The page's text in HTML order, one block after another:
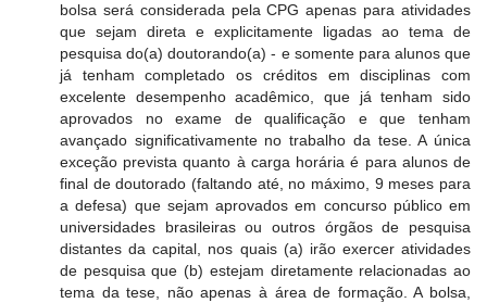
bolsa será considerada pela CPG apenas para atividades
que sejam direta e explicitamente ligadas ao tema de
pesquisa do(a) doutorando(a) - e somente para alunos que
já tenham completado os créditos em disciplinas com
excelente desempenho acadêmico, que já tenham sido
aprovados no exame de qualificação e que tenham
avançado significativamente no trabalho da tese. A única
exceção prevista quanto à carga horária é para alunos de
final de doutorado (faltando até, no máximo, 9 meses para
a defesa) que sejam aprovados em concurso público em
universidades brasileiras ou outros órgãos de pesquisa
distantes da capital, nos quais (a) irão exercer atividades
de pesquisa que (b) estejam diretamente relacionadas ao
tema da tese, não apenas à área de formação. A bolsa,